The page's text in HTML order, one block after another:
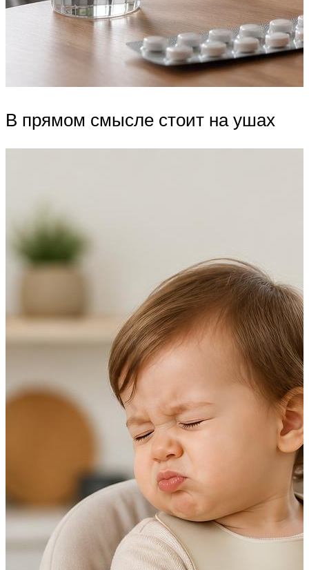
В прямом смысле стоит на ушах